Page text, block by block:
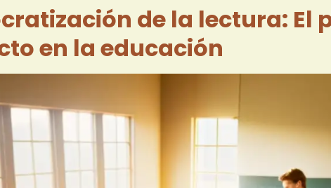
de la lectura: El
en la educación